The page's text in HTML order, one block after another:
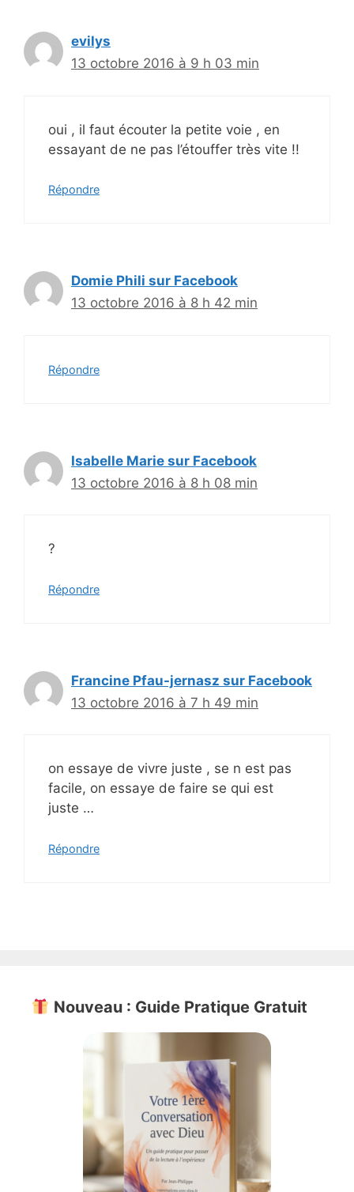
evilys
13 octobre 2016 à 9 h 03 min
oui , il faut écouter la petite voie , en
essayant de ne pas l’étouffer très vite !!
Répondre
Domie Phili sur Facebook
13 octobre 2016 à 8 h 42 min
Répondre
Isabelle Marie sur Facebook
13 octobre 2016 à 8 h 08 min
?
Répondre
Francine Pfau-jernasz sur Facebook
13 octobre 2016 à 7 h 49 min
on essaye de vivre juste , se n est pas
facile, on essaye de faire se qui est
juste …
Répondre
Nouveau : Guide Pratique Gratuit